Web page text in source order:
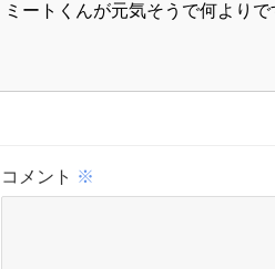
ミートくんが元気そうで何よりで
コメント ※